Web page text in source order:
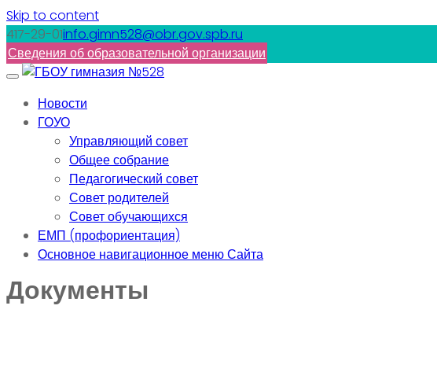
Skip to content
417-29-01info.gimn528@obr.gov.spb.ru
Сведения об образовательной организации
Новости
ГОУО
Управляющий совет
Общее собрание
Педагогический совет
Совет родителей
Совет обучающихся
ЕМП (профориентация)
Основное навигационное меню Сайта
Документы